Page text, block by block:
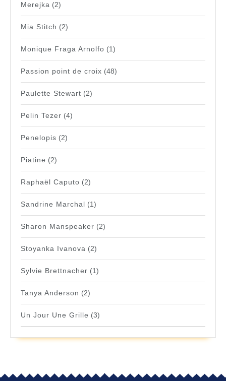
Merejka (2)
Mia Stitch (2)
Monique Fraga Arnolfo (1)
Passion point de croix (48)
Paulette Stewart (2)
Pelin Tezer (4)
Penelopis (2)
Piatine (2)
Raphaël Caputo (2)
Sandrine Marchal (1)
Sharon Manspeaker (2)
Stoyanka Ivanova (2)
Sylvie Brettnacher (1)
Tanya Anderson (2)
Un Jour Une Grille (3)